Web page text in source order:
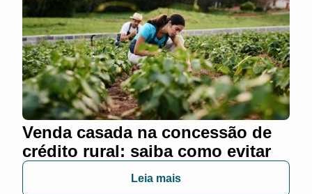
Venda casada na concessão de
crédito rural: saiba como evitar
Leia mais